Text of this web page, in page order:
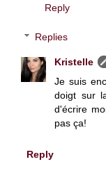
Reply
Replies
Kristelle
Je suis
doigt sur
d'écrire
pas ça!
Reply